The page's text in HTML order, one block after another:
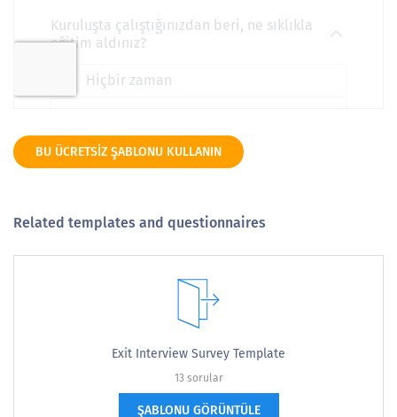
BU ÜCRETSIZ ŞABLONU KULLANIN
Related templates and questionnaires
Exit Interview Survey Template
13 sorular
ŞABLONU GÖRÜNTÜLE